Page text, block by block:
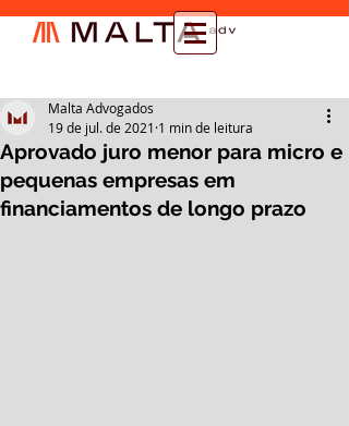
Aprovado juro menor para micro e
pequenas empresas em
financiamentos de longo prazo
Malta Advogados
19 de jul. de 2021 1 min de leitura